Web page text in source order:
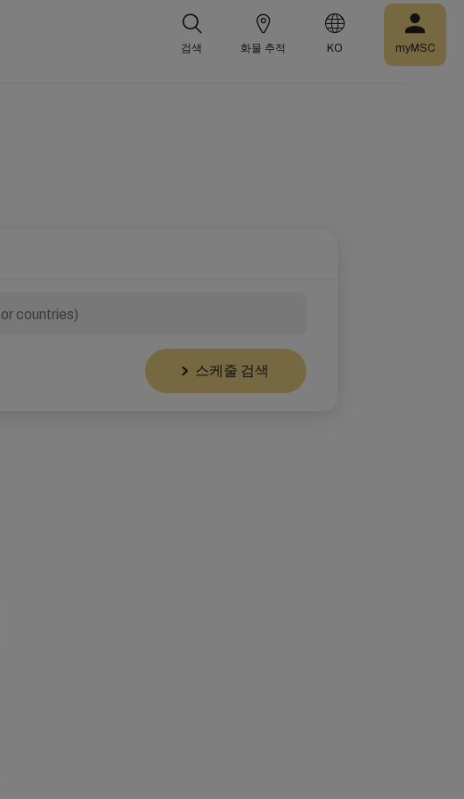
검색 화물 추적 KO myMSC
스케줄 검색